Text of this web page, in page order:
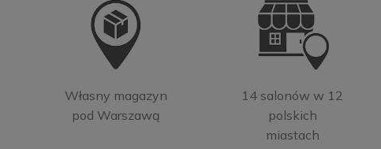
Własny magazyn
pod Warszawą
14 salonów w 12
polskich
miastach